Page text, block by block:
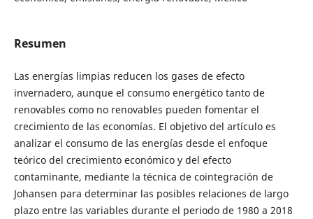
Resumen
Las energías limpias reducen los gases de efecto
invernadero, aunque el consumo energético tanto de
renovables como no renovables pueden fomentar el
crecimiento de las economías. El objetivo del artículo es
analizar el consumo de las energías desde el enfoque
teórico del crecimiento económico y del efecto
contaminante, mediante la técnica de cointegración de
Johansen para determinar las posibles relaciones de largo
plazo entre las variables durante el periodo de 1980 a 2018